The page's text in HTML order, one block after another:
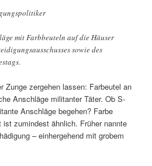
mit Farbbeuteln auf die Häuser
sowie des
Zunge zergehen lassen: Farbeutel an
Anschläge militanter Täter. Ob S-
Anschläge begehen? Farbe
zumindest ähnlich. Früher nannte
– einhergehend mit grobem